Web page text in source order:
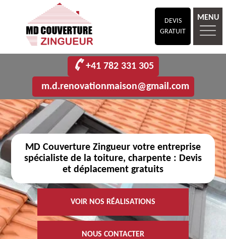
DEVIS
GRATUIT
MENU
+41 782 331 305
m.d.renovationmaison@gmail.com
MD Couverture Zingueur votre entreprise
spécialiste de la toiture, charpente : Devis
et déplacement gratuits
VOIR NOS RÉALISATIONS
NOUS CONTACTER